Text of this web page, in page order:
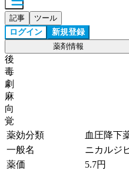
記事 ツール
ログイン 新規登録
薬剤情報
後
毒
劇
麻
向
覚
薬効分類
血圧降下
一般名
ニカルジ
薬価
5.7円